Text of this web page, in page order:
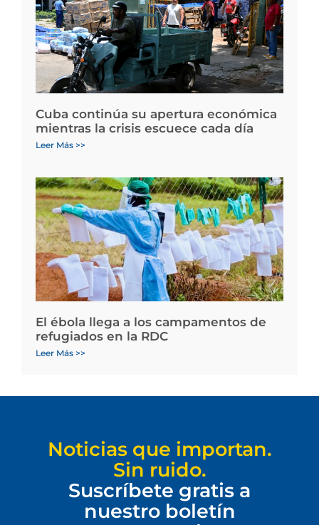
Cuba continúa su apertura económica
mientras la crisis escuece cada día
Leer Más >>
El ébola llega a los campamentos de
refugiados en la RDC
Leer Más >>
Noticias que importan.
Sin ruido.
Suscríbete gratis a
nuestro boletín